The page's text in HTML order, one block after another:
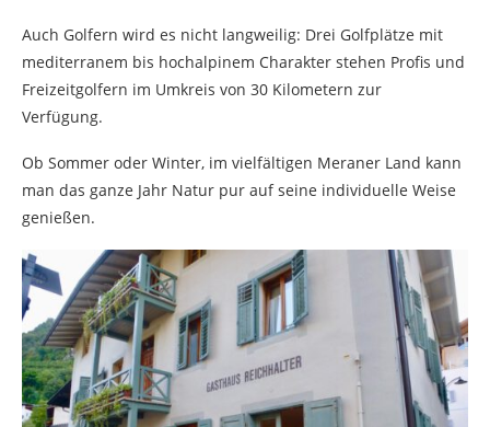
Auch Golfern wird es nicht langweilig: Drei Golfplätze mit
mediterranem bis hochalpinem Charakter stehen Profis und
Freizeitgolfern im Umkreis von 30 Kilometern zur
Verfügung.
Ob Sommer oder Winter, im vielfältigen Meraner Land kann
man das ganze Jahr Natur pur auf seine individuelle Weise
genießen.